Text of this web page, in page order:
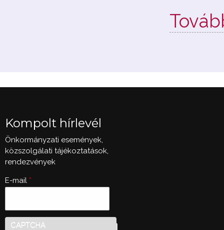
Kompolt hírlevél
Önkormányzati események,
közszolgálati tájékoztatások,
rendezvények
E-mail *
CAPTCHA